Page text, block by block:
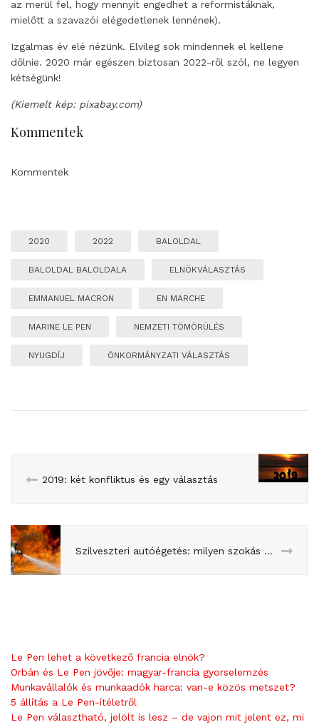
az merül fel, hogy mennyit engedhet a reformistáknak,
mielőtt a szavazói elégedetlenek lennének).
Izgalmas év elé nézünk. Elvileg sok mindennek el kellene
dőlnie. 2020 már egészen biztosan 2022-ről szól, ne legyen
kétségünk!
(Kiemelt kép: pixabay.com)
Kommentek
Kommentek
2020 2022 BALOLDAL
BALOLDAL BALOLDALA ELNÖKVÁLASZTÁS
EMMANUEL MACRON EN MARCHE
MARINE LE PEN NEMZETI TÖMÖRÜLÉS
NYUGDÍJ ÖNKORMÁNYZATI VÁLASZTÁS
2019: két konfliktus és egy választás
Szilveszteri autóégetés: milyen szokás ez?
Le Pen lehet a következő francia elnök?
Orbán és Le Pen jövője: magyar-francia gyorselemzés
Munkavállalók és munkaadók harca: van-e közös metszet?
5 állítás a Le Pen-ítéletről
Le Pen választható, jelölt is lesz – de vajon mit jelent ez, mi